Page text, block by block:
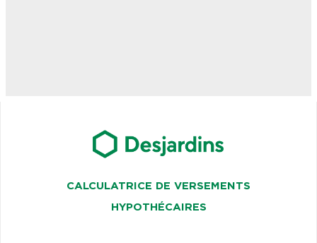
CALCULATRICE DE VERSEMENTS
HYPOTHÉCAIRES